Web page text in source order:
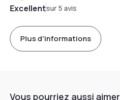
Excellentsur 5 avis
Plus d'informations
Vous pourriez aussi aimer